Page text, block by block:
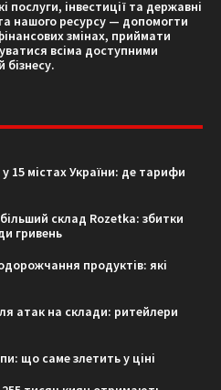
послуги, інвестиції та державні
нашого ресурсу — допомогти
змінах, приймати
всіма доступними
містах України: де тарифи
склад Rozetka: збитки
гривень
продуктів: які
атак на склади: ритейлери
що саме злетить у ціні